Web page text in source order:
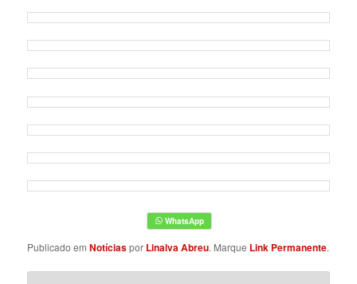
Publicado emNotíciaspor Linalva Abreu. Marque Link Permanente.